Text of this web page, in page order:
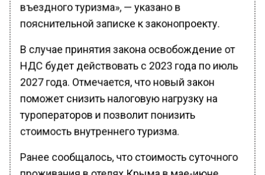
въездного туризма», — указано в
пояснительной записке к законопроекту.
В случае принятия закона освобождение от
НДС будет действовать с 2023 года по июль
2027 года. Отмечается, что новый закон
поможет снизить налоговую нагрузку на
туроператоров и позволит понизить
стоимость внутреннего туризма.
Ранее сообщалось, что стоимость суточного